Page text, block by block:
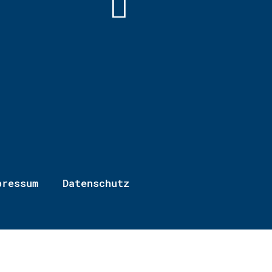
Datenschutz